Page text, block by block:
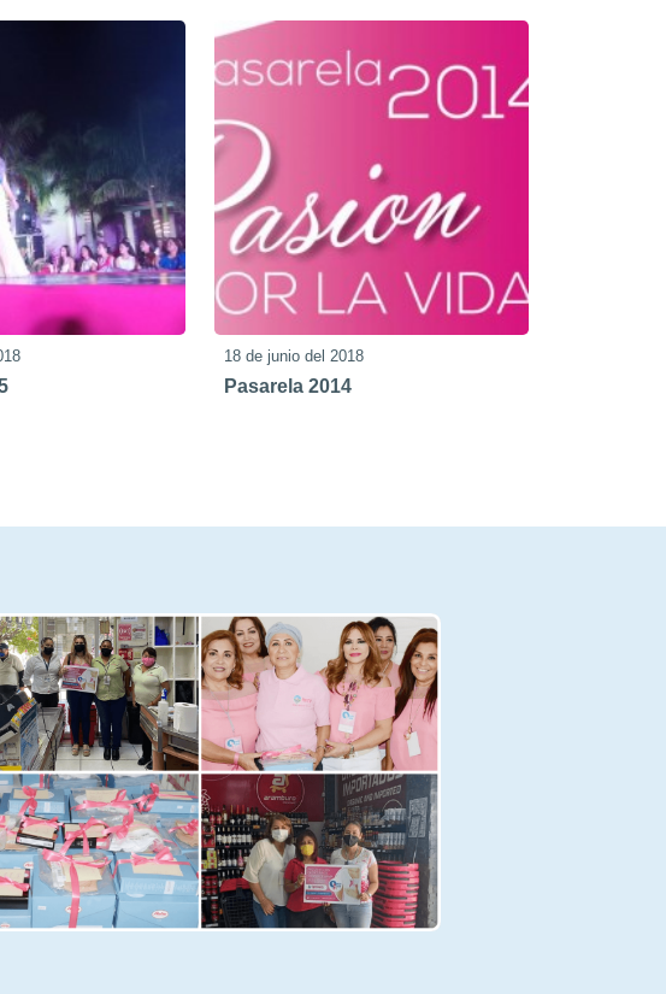
18 de junio del 2018
Pasarela 2014